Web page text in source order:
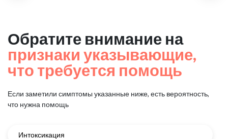
Обратите внимание на
признаки указывающие,
что требуется помощь
Если заметили симптомы указанные ниже, есть вероятность,
что нужна помощь
Интоксикация